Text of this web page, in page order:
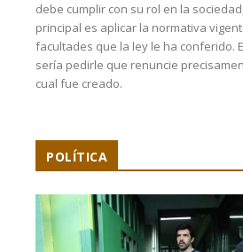
debe cumplir con su rol en la
principal es aplicar la normativa
facultades que la ley le ha conferido.
sería pedirle que renuncie
cual fue creado.
POLÍTICA